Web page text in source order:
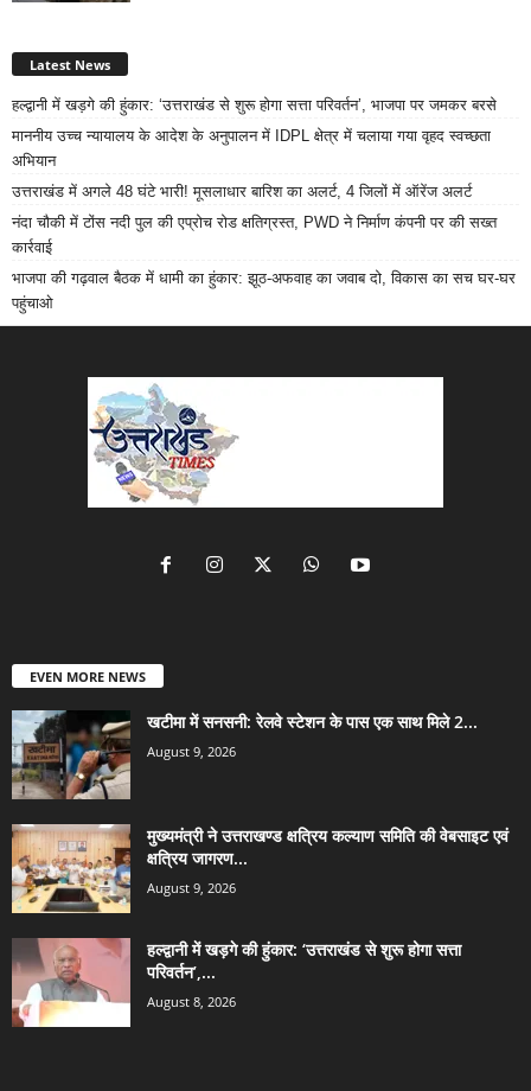
Latest News
हल्द्वानी में खड़गे की हुंकार: ‘उत्तराखंड से शुरू होगा सत्ता परिवर्तन’, भाजपा पर जमकर बरसे
माननीय उच्च न्यायालय के आदेश के अनुपालन में IDPL क्षेत्र में चलाया गया वृहद स्वच्छता
अभियान
उत्तराखंड में अगले 48 घंटे भारी! मूसलाधार बारिश का अलर्ट, 4 जिलों में ऑरेंज अलर्ट
नंदा चौकी में टोंस नदी पुल की एप्रोच रोड क्षतिग्रस्त, PWD ने निर्माण कंपनी पर की सख्त
कार्रवाई
भाजपा की गढ़वाल बैठक में धामी का हुंकार: झूठ-अफवाह का जवाब दो, विकास का सच घर-घर
पहुंचाओ
EVEN MORE NEWS
खटीमा में सनसनी: रेलवे स्टेशन के पास एक साथ मिले 2...
August 9, 2026
मुख्यमंत्री ने उत्तराखण्ड क्षत्रिय कल्याण समिति की वेबसाइट एवं
क्षत्रिय जागरण...
August 9, 2026
हल्द्वानी में खड़गे की हुंकार: ‘उत्तराखंड से शुरू होगा सत्ता
परिवर्तन’,...
August 8, 2026